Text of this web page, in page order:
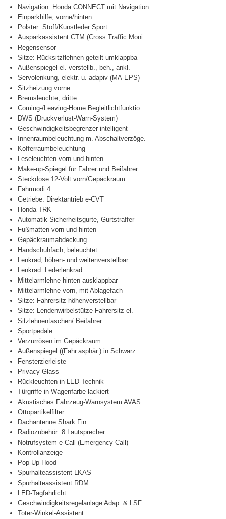
Navigation: Honda CONNECT mit Navigation
Einparkhilfe, vorne/hinten
Polster: Stoff/Kunstleder Sport
Ausparkassistent CTM (Cross Traffic Moni
Regensensor
Sitze: Rücksitzflehnen geteilt umklappba
Außenspiegel el. verstellb., beh., ankl.
Servolenkung, elektr. u. adapiv (MA-EPS)
Sitzheizung vorne
Bremsleuchte, dritte
Coming-/Leaving-Home Begleitlichtfunktio
DWS (Druckverlust-Warn-System)
Geschwindigkeitsbegrenzer intelligent
Innenraumbeleuchtung m. Abschaltverzöge.
Kofferraumbeleuchtung
Leseleuchten vorn und hinten
Make-up-Spiegel für Fahrer und Beifahrer
Steckdose 12-Volt vorn/Gepäckraum
Fahrmodi 4
Getriebe: Direktantrieb e-CVT
Honda TRK
Automatik-Sicherheitsgurte, Gurtstraffer
Fußmatten vorn und hinten
Gepäckraumabdeckung
Handschuhfach, beleuchtet
Lenkrad, höhen- und weitenverstellbar
Lenkrad: Lederlenkrad
Mittelarmlehne hinten ausklappbar
Mittelarmlehne vorn, mit Ablagefach
Sitze: Fahrersitz höhenverstellbar
Sitze: Lendenwirbelstütze Fahrersitz el.
Sitzlehnentaschen/ Beifahrer
Sportpedale
Verzurrösen im Gepäckraum
Außenspiegel ((Fahr.asphär.) in Schwarz
Fensterzierleiste
Privacy Glass
Rückleuchten in LED-Technik
Türgriffe in Wagenfarbe lackiert
Akustisches Fahrzeug-Warnsystem AVAS
Ottopartikelfilter
Dachantenne Shark Fin
Radiozubehör: 8 Lautsprecher
Notrufsystem e-Call (Emergency Call)
Kontrollanzeige
Pop-Up-Hood
Spurhalteassistent LKAS
Spurhalteassistent RDM
LED-Tagfahrlicht
Geschwindigkeitsregelanlage Adap. & LSF
Toter-Winkel-Assistent